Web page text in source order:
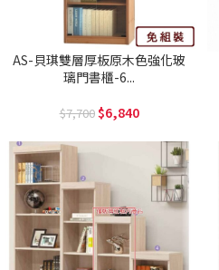
AS-貝琪雙層厚板原木色強化玻
璃門書櫃-6...
7,700 6,840